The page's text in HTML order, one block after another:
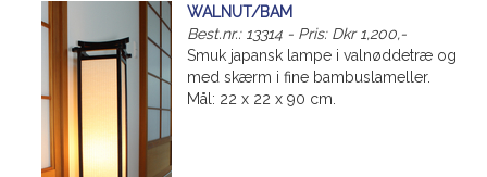
WALNUT/BAM
Best.nr.: 13314 - Pris: Dkr 1,200,-
Smuk japansk lampe i valnøddetræ og
med skærm i fine bambuslameller.
Mål: 22 x 22 x 90 cm.